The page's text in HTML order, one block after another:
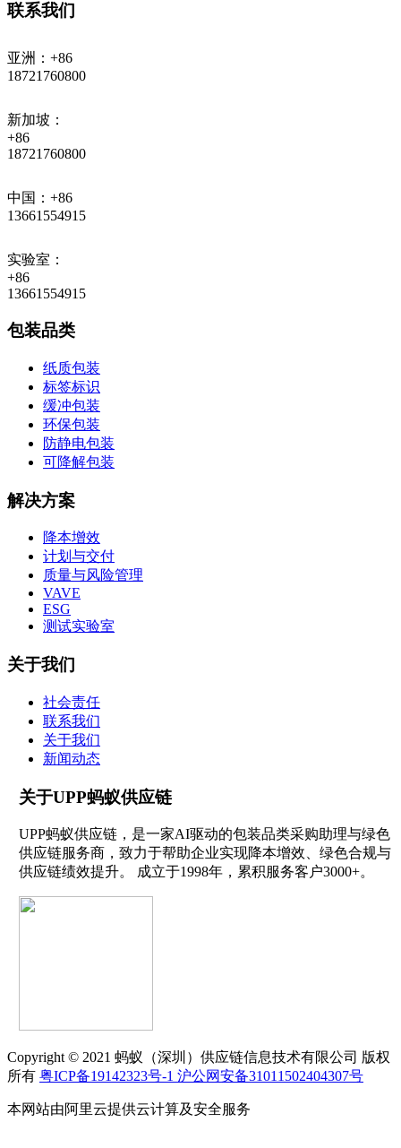
联系我们
亚洲：+86
18721760800
新加坡：
+86
18721760800
中国：+86
13661554915
实验室：
+86
13661554915
包装品类
纸质包装
标签标识
缓冲包装
环保包装
防静电包装
可降解包装
解决方案
降本增效
计划与交付
质量与风险管理
VAVE
ESG
测试实验室
关于我们
社会责任
联系我们
关于我们
新闻动态
关于UPP蚂蚁供应链
UPP蚂蚁供应链，是一家AI驱动的包装品类采购助理与绿色
供应链服务商，致力于帮助企业实现降本增效、绿色合规与
供应链绩效提升。 成立于1998年，累积服务客户3000+。
Copyright © 2021 蚂蚁（深圳）供应链信息技术有限公司 版权
所有 粤ICP备19142323号-1 沪公网安备31011502404307号
本网站由阿里云提供云计算及安全服务